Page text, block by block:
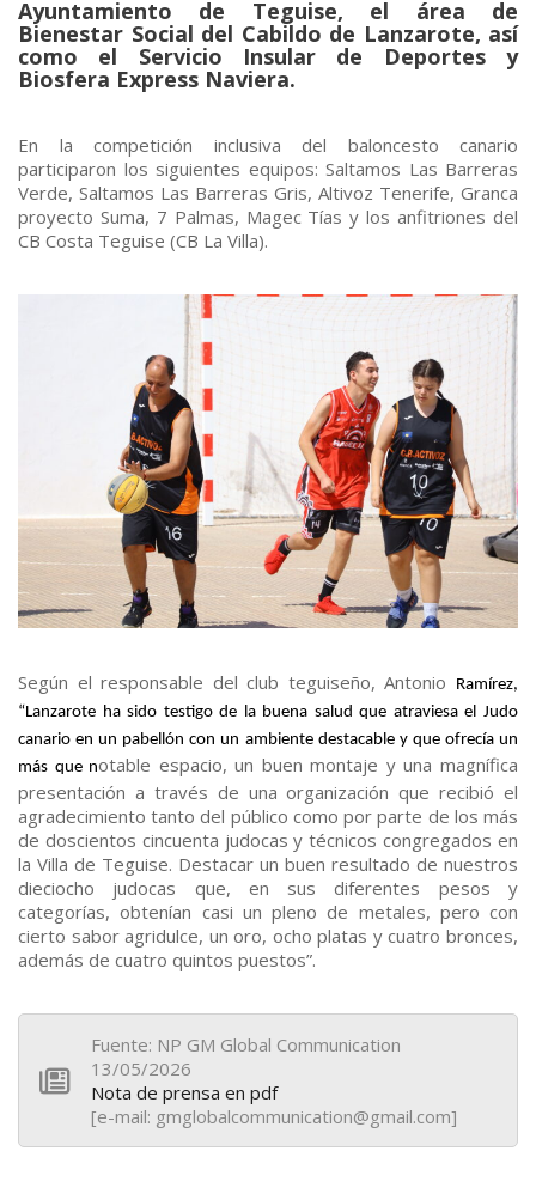
Ayuntamiento de Teguise, el área de
Bienestar Social del Cabildo de Lanzarote, así
como el Servicio Insular de Deportes y
Biosfera Express Naviera.
En la competición inclusiva del baloncesto canario
participaron los siguientes equipos: Saltamos Las Barreras
Verde, Saltamos Las Barreras Gris, Altivoz Tenerife, Granca
proyecto Suma, 7 Palmas, Magec Tías y los anfitriones del
CB Costa Teguise (CB La Villa).
Según el responsable del club teguiseño, Antonio
Ramírez,
“Lanzarote ha sido testigo de la buena salud que atraviesa el Judo
canario en un pabellón con un ambiente destacable y que ofrecía un
más que notable espacio, un buen montaje y una magnífica
presentación a través de una organización que recibió el
agradecimiento tanto del público como por parte de los más
de doscientos cincuenta judocas y técnicos congregados en
la Villa de Teguise. Destacar un buen resultado de nuestros
dieciocho judocas que, en sus diferentes pesos y
categorías, obtenían casi un pleno de metales, pero con
cierto sabor agridulce, un oro, ocho platas y cuatro bronces,
además de cuatro quintos puestos”.
Fuente: NP GM Global Communication
13/05/2026
Nota de prensa en pdf
[e-mail: gmglobalcommunication@gmail.com]